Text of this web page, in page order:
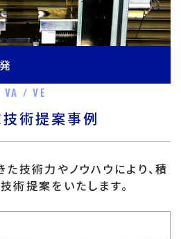
VA / VE
技術提案事例
技術力やノウハウにより、積
術提案をいたします。